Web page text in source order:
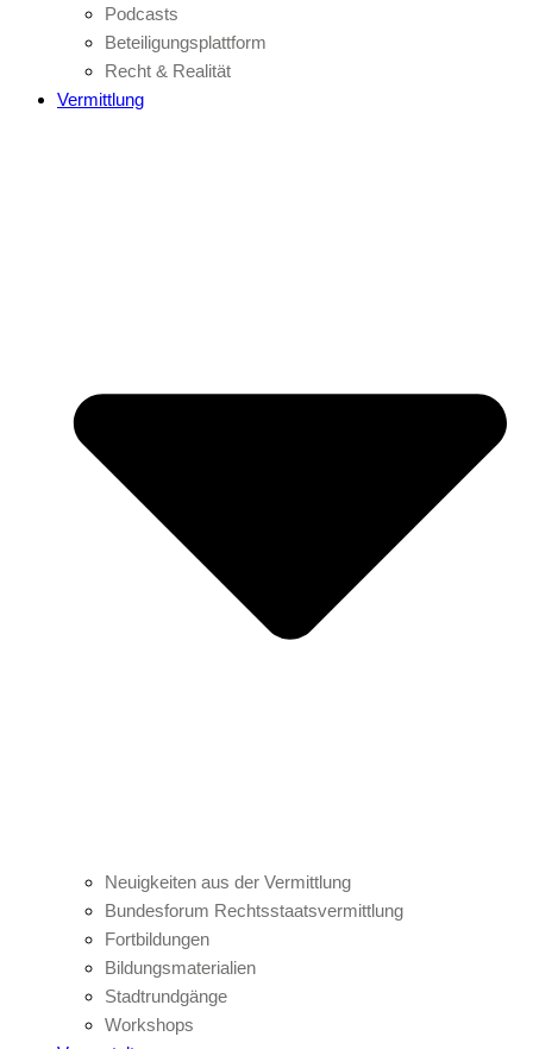
Podcasts
Beteiligungsplattform
Recht & Realität
Vermittlung
Neuigkeiten aus der Vermittlung
Bundesforum Rechtsstaatsvermittlung
Fortbildungen
Bildungsmaterialien
Stadtrundgänge
Workshops